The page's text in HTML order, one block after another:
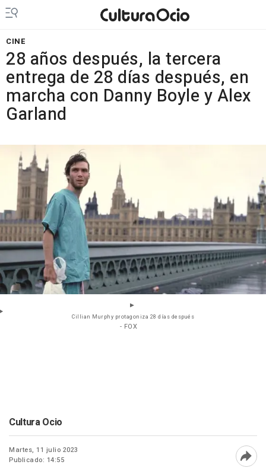
CINE
28 años después, la tercera
entrega de 28 días después, en
marcha con Danny Boyle y Alex
Garland
Cillian Murphy protagoniza 28 días después
- FOX
Cultura Ocio
Martes, 11 julio 2023
Publicado: 14:55